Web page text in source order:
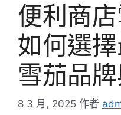
便利商店
如何選
雪茄品
8 3 月, 2025 作者